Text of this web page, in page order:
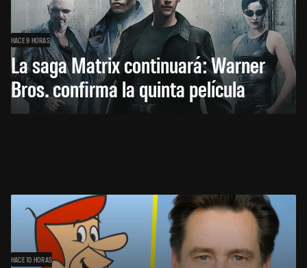
HACE 9 HORAS
La saga Matrix continuará: Warner
Bros. confirma la quinta película
HACE 10 HORAS